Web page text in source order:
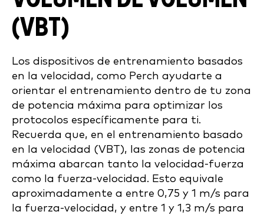
(VBT)
Los dispositivos de entrenamiento basados
en la velocidad, como Perch ayudarte a
orientar el entrenamiento dentro de tu zona
de potencia máxima para optimizar los
protocolos específicamente para ti.
Recuerda que, en el entrenamiento basado
en la velocidad (VBT), las zonas de potencia
máxima abarcan tanto la velocidad-fuerza
como la fuerza-velocidad. Esto equivale
aproximadamente a entre 0,75 y 1 m/s para
la fuerza-velocidad, y entre 1 y 1,3 m/s para